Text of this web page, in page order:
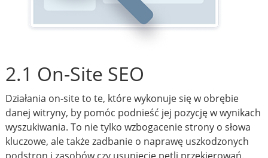
2.1 On-Site SEO
Działania on-site to te, które wykonuje się w obrębie
danej witryny, by pomóc podnieść jej pozycję w wynikach
wyszukiwania. To nie tylko wzbogacenie strony o słowa
kluczowe, ale także zadbanie o naprawę uszkodzonych
podstron i zasobów czy usunięcie pętli przekierowań.